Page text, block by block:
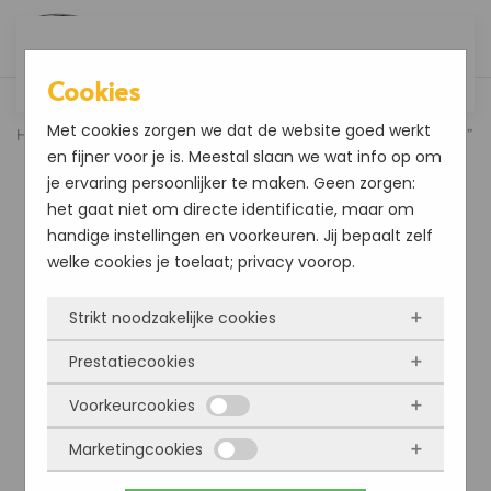
Home Accessoires Mer Original Microvezeldoek “Superieur”
Cookies
Met cookies zorgen we dat de website goed werkt
en fijner voor je is. Meestal slaan we wat info op om
je ervaring persoonlijker te maken. Geen zorgen:
het gaat niet om directe identificatie, maar om
handige instellingen en voorkeuren. Jij bepaalt zelf
welke cookies je toelaat; privacy voorop.
Strikt noodzakelijke cookies
Deze cookies zorgen ervoor dat de website
überhaupt werkt. Ze zijn dus altijd actief en
kunnen niet worden uitgezet. Meestal worden
ze alleen geplaatst als jij iets doet, zoals
inloggen, een formulier invullen of je
Prestatiecookies
Met deze cookies zien we hoe vaak onze site
bezocht wordt, waar bezoekers vandaan
komen en welke pagina’s populair zijn. Zo
Voorkeurcookies
Deze cookies onthouden jouw voorkeuren.
Marketingcookies